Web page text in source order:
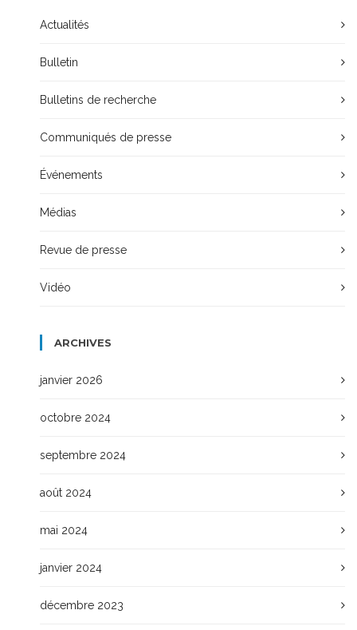
Actualités
Bulletin
Bulletins de recherche
Communiqués de presse
Événements
Médias
Revue de presse
Vidéo
ARCHIVES
janvier 2026
octobre 2024
septembre 2024
août 2024
mai 2024
janvier 2024
décembre 2023